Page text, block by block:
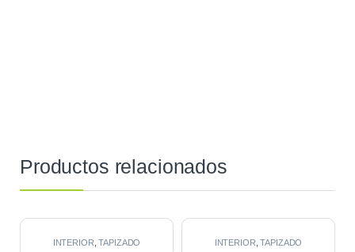
Productos relacionados
INTERIOR ,TAPIZADO
INTERIOR ,TAPIZADO